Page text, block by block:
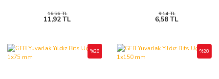
16,56 TL
11,92 TL
9,14 TL
6,58 TL
%28 %28